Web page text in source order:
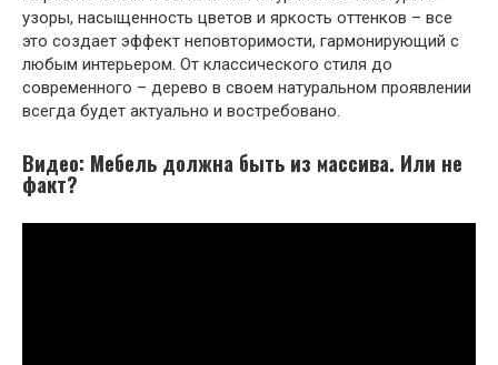
узоры, насыщенность цветов и яркость оттенков – все
это создает эффект неповторимости, гармонирующий с
любым интерьером. От классического стиля до
современного – дерево в своем натуральном проявлении
всегда будет актуально и востребовано.
Видео: Мебель должна быть из массива. Или не
факт?